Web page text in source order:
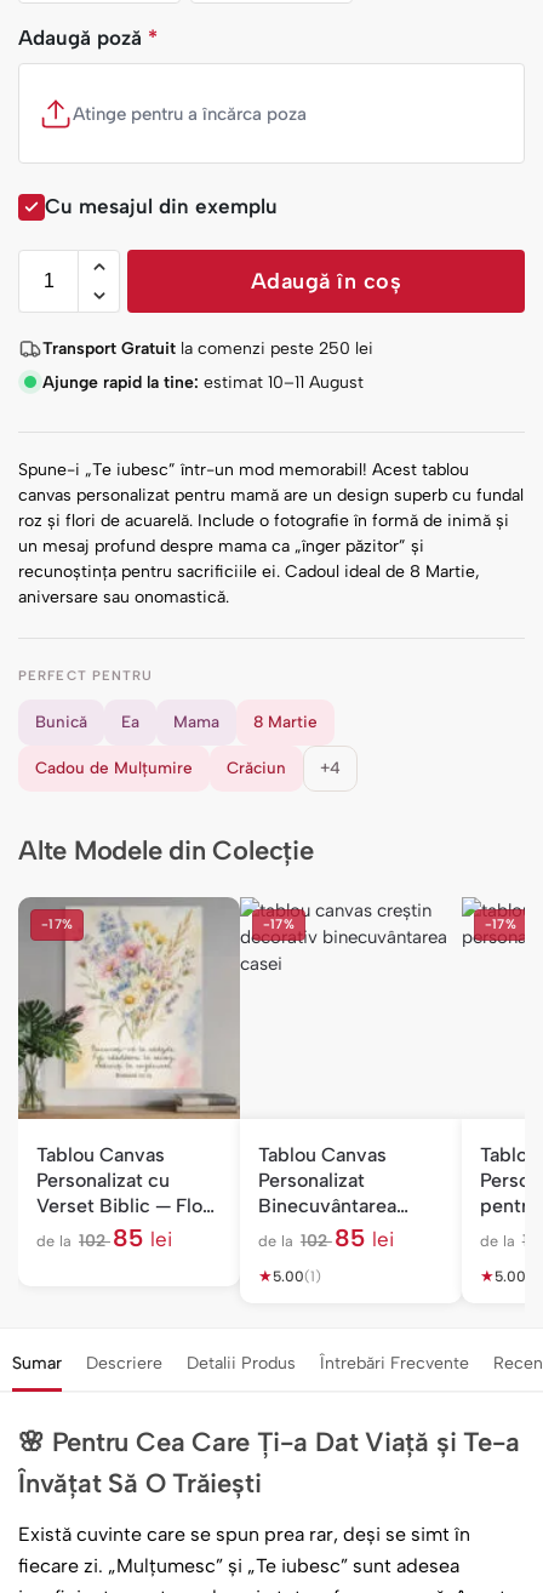
Adaugă poză *
Atinge pentru a încărca poza
Cu mesajul din exemplu
Adaugă în coș
Transport Gratuit la comenzi peste 250 lei
Ajunge rapid la tine: estimat 10–11 August
Spune-i „Te iubesc” într-un mod memorabil! Acest tablou
canvas personalizat pentru mamă are un design superb cu fundal
roz și flori de acuarelă. Include o fotografie în formă de inimă și
un mesaj profund despre mama ca „înger păzitor” și
recunoștința pentru sacrificiile ei. Cadoul ideal de 8 Martie,
aniversare sau onomastică.
PERFECT PENTRU
Bunică Ea Mama 8 Martie
Cadou de Mulțumire Crăciun +4
Alte Modele din Colecție
-17%
Tablou Canvas
Personalizat cu
Verset Biblic — Flori
de Câmp
de la 10285 lei
-17%
Tablou Canvas
Personalizat
Binecuvântarea
Casei — Creștin cu
de la 10285 lei
★5.00(1)
-17%
pentru
de la
★5.00
Sumar Descriere Detalii Produs Întrebări Frecvente
🌸 Pentru Cea Care Ți-a Dat Viață și Te-a
Învățat Să O Trăiești
Există cuvinte care se spun prea rar, deși se simt în
fiecare zi. „Mulțumesc” și „Te iubesc” sunt adesea